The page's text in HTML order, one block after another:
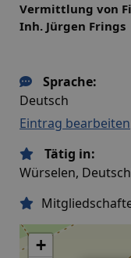
Vermittlung von
Inh. Jürgen Frings
Sprache:
Deutsch
Eintrag bearbeiten
Tätig in:
Würselen,
+